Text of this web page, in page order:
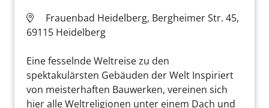
Frauenbad Heidelberg, Bergheimer Str. 45,
69115 Heidelberg
Eine fesselnde Weltreise zu den
spektakulärsten Gebäuden der Welt Inspiriert
von meisterhaften Bauwerken, vereinen sich
hier alle Weltreligionen unter einem Dach und